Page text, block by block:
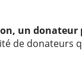
un donateur
de